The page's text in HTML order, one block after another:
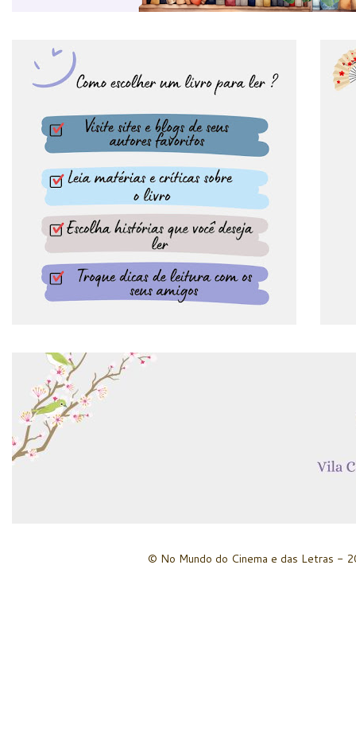
© No Mundo do Cinema e das Letras -